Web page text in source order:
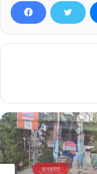
কলকাতা